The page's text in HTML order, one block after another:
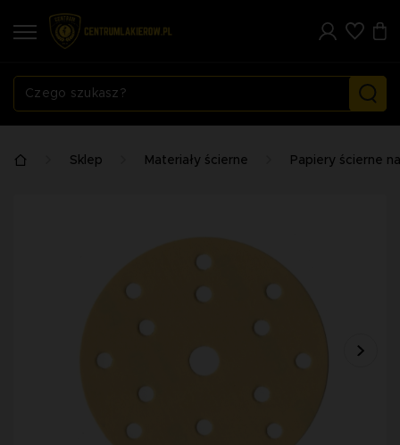
Sklep Materiały ścierne Papiery ścierne